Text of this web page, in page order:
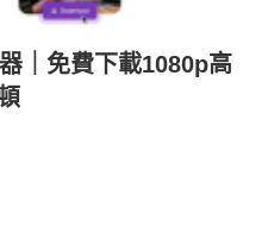
｜免費下載1080p高